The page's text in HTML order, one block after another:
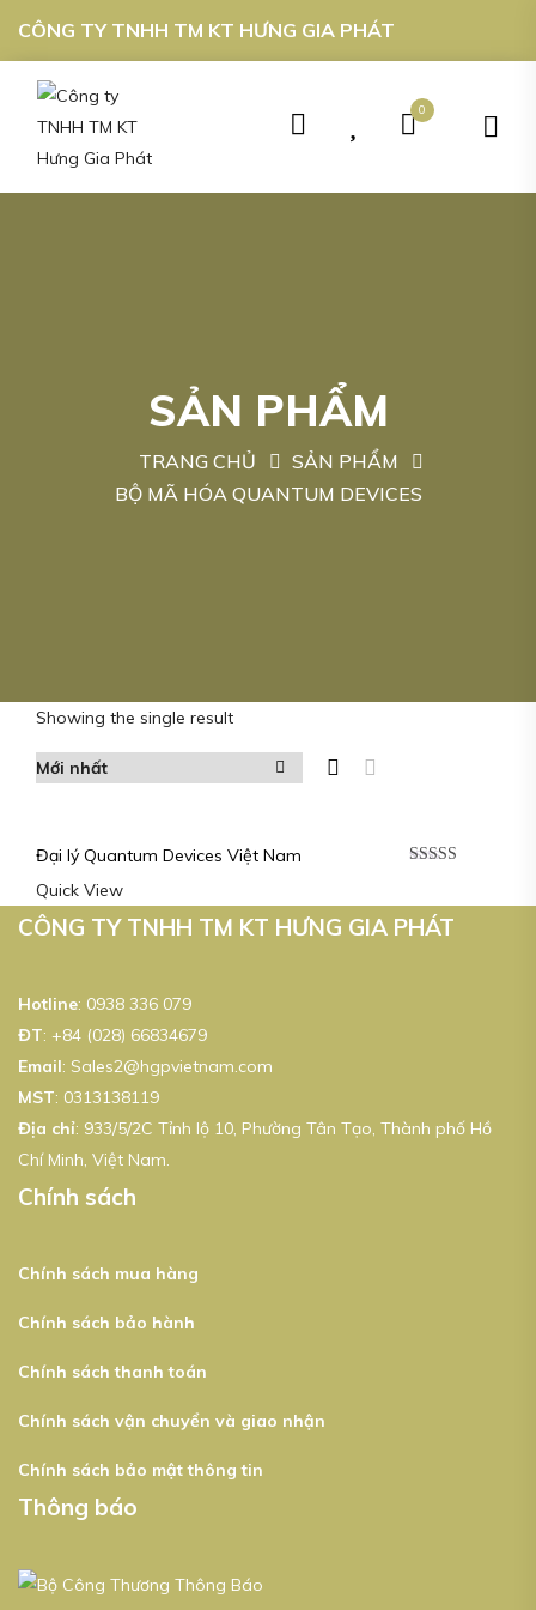
CÔNG TY TNHH TM KT HƯNG GIA PHÁT
0
SẢN PHẨM
TRANG CHỦ
SẢN PHẨM
BỘ MÃ HÓA QUANTUM DEVICES
Showing the single result
Đại lý Quantum Devices Việt Nam
Quick View
CÔNG TY TNHH TM KT HƯNG GIA PHÁT
Hotline: 0938 336 079
ĐT: +84 (028) 66834679
Email: Sales2@hgpvietnam.com
MST: 0313138119
Địa chỉ: 933/5/2C Tỉnh lộ 10, Phường Tân Tạo, Thành phố Hồ
Chí Minh, Việt Nam.
Chính sách
Chính sách mua hàng
Chính sách bảo hành
Chính sách thanh toán
Chính sách vận chuyển và giao nhận
Chính sách bảo mật thông tin
Thông báo